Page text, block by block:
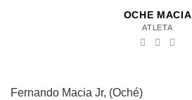
OCHE MACIA
ATLETA
Fernando Macia Jr, (Oché)